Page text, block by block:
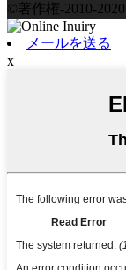
©著作権-2010-
メールを送る
x